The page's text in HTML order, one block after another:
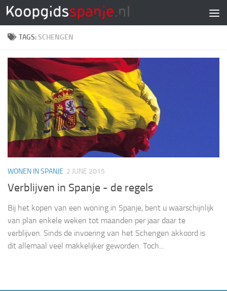
Doorgaan naar inhoud
TAGS:SCHENGEN
WONEN IN SPANJE 2 JUNE 2015
Verblijven in Spanje ­- de regels
Bij het kopen van een woning in Spanje, bent u waarschijnlijk
van plan enkele weken tot maanden per jaar daar te
verblijven. Sinds de invoering van het Schengen akkoord is
dit allemaal veel makkelijker geworden. Toch...